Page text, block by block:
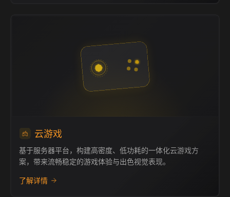
云游戏
基于服务器平台，构建高密度、低功耗的一体化云游戏方
案，带来流畅稳定的游戏体验与出色视觉表现。
了解详情